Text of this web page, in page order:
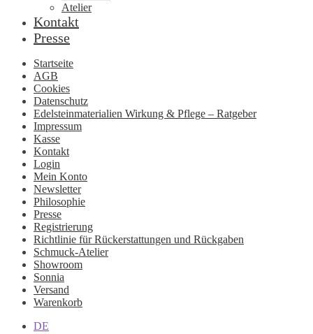
Atelier
Kontakt
Presse
Startseite
AGB
Cookies
Datenschutz
Edelsteinmaterialien Wirkung & Pflege – Ratgeber
Impressum
Kasse
Kontakt
Login
Mein Konto
Newsletter
Philosophie
Presse
Registrierung
Richtlinie für Rückerstattungen und Rückgaben
Schmuck-Atelier
Showroom
Sonnia
Versand
Warenkorb
DE